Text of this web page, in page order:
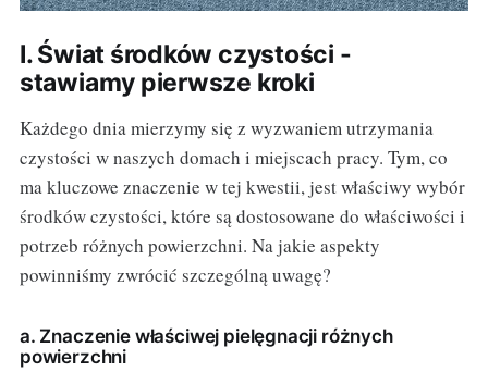
I. Świat środków czystości -
stawiamy pierwsze kroki
Każdego dnia mierzymy się z wyzwaniem utrzymania
czystości w naszych domach i miejscach pracy. Tym, co
ma kluczowe znaczenie w tej kwestii, jest właściwy wybór
środków czystości, które są dostosowane do właściwości i
potrzeb różnych powierzchni. Na jakie aspekty
powinniśmy zwrócić szczególną uwagę?
a. Znaczenie właściwej pielęgnacji różnych
powierzchni